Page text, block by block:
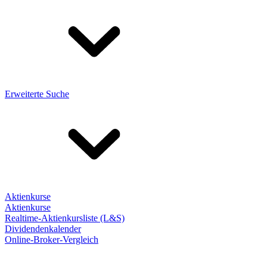
Erweiterte Suche
Aktienkurse
Aktienkurse
Realtime-Aktienkursliste (L&S)
Dividendenkalender
Online-Broker-Vergleich